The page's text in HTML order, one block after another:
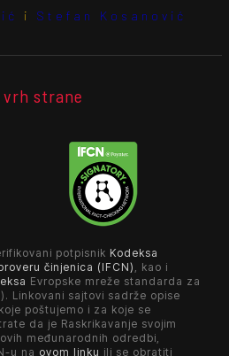
i Stefan Kosanović
vrh strane
potpisnik Kodeksa
činjenica (IFCN)
, kao i
Evropske mreže standarda za
Linkovani sajtovi sadrže opise
poštujemo i za koje se
da je Raskrikavanje svojim
međunarodnih odredbi,
u na ovom linku ili se obratiti